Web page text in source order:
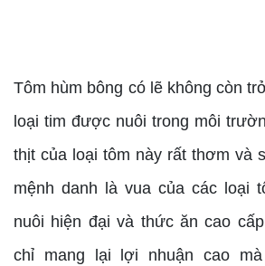
Tôm hùm bông có lẽ không còn
loại tim được nuôi trong môi
thịt của loại tôm này rất thơm và
mệnh danh là vua của các loại
nuôi hiện đại và thức ăn cao
chỉ mang lại lợi nhuận cao